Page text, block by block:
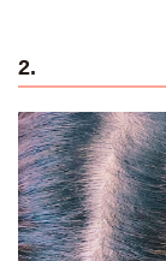
2.